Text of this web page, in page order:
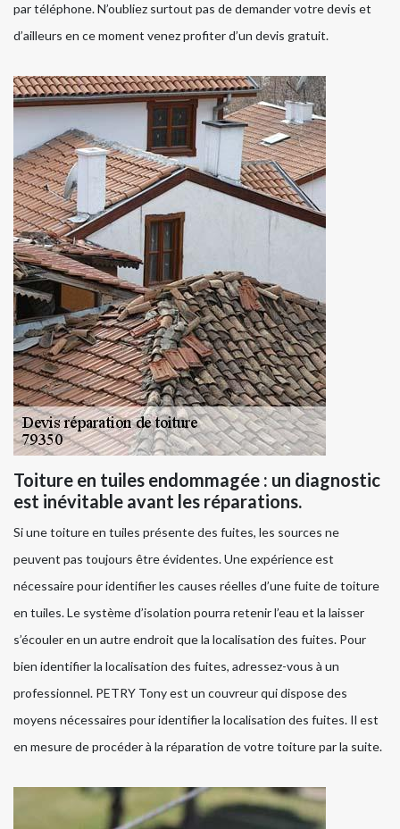
par téléphone. N’oubliez surtout pas de demander votre devis et
d’ailleurs en ce moment venez profiter d’un devis gratuit.
Toiture en tuiles endommagée : un diagnostic
est inévitable avant les réparations.
Si une toiture en tuiles présente des fuites, les sources ne
peuvent pas toujours être évidentes. Une expérience est
nécessaire pour identifier les causes réelles d’une fuite de toiture
en tuiles. Le système d’isolation pourra retenir l’eau et la laisser
s’écouler en un autre endroit que la localisation des fuites. Pour
bien identifier la localisation des fuites, adressez-vous à un
professionnel. PETRY Tony est un couvreur qui dispose des
moyens nécessaires pour identifier la localisation des fuites. Il est
en mesure de procéder à la réparation de votre toiture par la suite.